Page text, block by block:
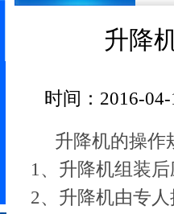
升降
时间：2016-04-
升降机的操作
1、升降机组装
2、升降机由专